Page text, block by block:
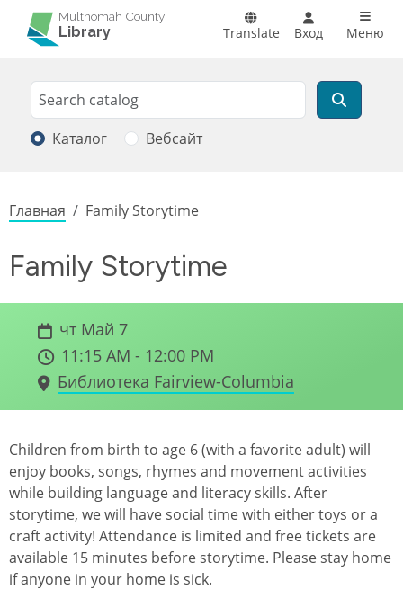
Перейти к основному содержанию
Multnomah County
Library Translate Вход Main
Меню
Search
Поиск
Каталог Вебсайт
Строка навигации
Главная Family Storytime
Family Storytime
чт Май 7
11:15 AM - 12:00 PM
Библиотека Fairview-Columbia
Children from birth to age 6 (with a favorite adult) will
enjoy books, songs, rhymes and movement activities
while building language and literacy skills. After
storytime, we will have social time with either toys or a
craft activity! Attendance is limited and free tickets are
available 15 minutes before storytime. Please stay home
if anyone in your home is sick.